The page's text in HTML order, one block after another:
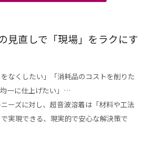
見直しで「現場」をラクにす
をなくしたい」「消耗品のコストを削りた
一に仕上げたい」…
ーズに対し、超音波溶着は「材料や工法
実現できる、現実的で安心な解決策で